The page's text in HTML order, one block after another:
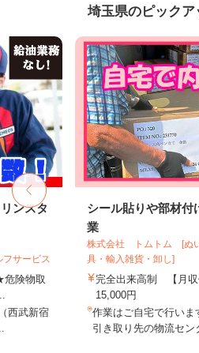
埼玉県のピックア
ンスタ
サービス
険物取
西武新宿
シール貼りや部材付
業
株式会社 トムトム [ぬ
具・輸入雑貨・卸し]
完全出来高制 【月収
15,000円
作業はご自宅で行い
引き取り先の物流セン